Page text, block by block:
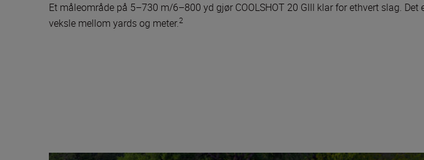
Et måleområde på 5–730 m/6–800 yd gjør COOLSHOT 20 GIII klar for ethvert slag.
veksle mellom yards og meter.2